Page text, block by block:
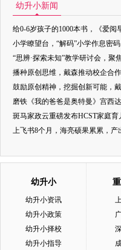
幼升小新闻
给0-6岁孩子的1000本书，《爱阅
小学瞭望台，“解码”小学作息密码
“思辨·探索未知”教学研讨会，聚
播种原创思维，戴森推动校企合
鼓励原创精神，挖掘创新可能，
磨铁《我的爸爸是奥特曼》宫西
斑马家政云重磅发布HCST家庭育
上飞书8个月，海亮硕果累累，产
幼升小
幼升小资讯
幼升小政策
幼升小择校
幼升小指导